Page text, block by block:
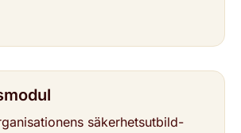
säker­hets­ut­bild­